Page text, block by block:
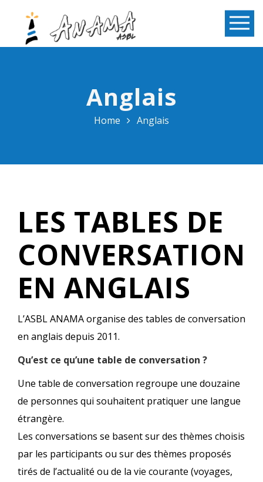
Anglais
Home Anglais
LES TABLES DE
CONVERSATION
EN ANGLAIS
L’ASBL ANAMA organise des tables de conversation
en anglais depuis 2011.
Qu’est ce qu’une table de conversation ?
Une table de conversation regroupe une douzaine
de personnes qui souhaitent pratiquer une langue
étrangère.
Les conversations se basent sur des thèmes choisis
par les participants ou sur des thèmes proposés
tirés de l’actualité ou de la vie courante (voyages,